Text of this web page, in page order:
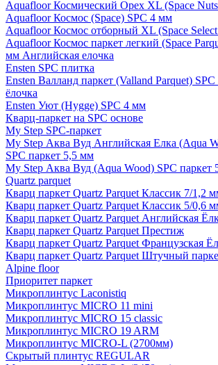
Aquafloor Космический Орех XL (Space
Aquafloor Космос (Space) SPC 4 мм
Aquafloor Космос отборный XL (Space
Aquafloor Космос паркет легкий (Space
мм Английская елочка
Ensten SPC плитка
Ensten Валланд паркет (Valland Parquet)
ёлочка
Ensten Уют (Hygge) SPC 4 мм
Кварц-паркет на SPC основе
My Step SPC-паркет
My Step Аква Вуд Английская Елка (Aqua
SPC паркет 5,5 мм
My Step Аква Вуд (Aqua Wood) SPC паркет
Quartz parquet
Кварц паркет Quartz Parquet Классик 7/1,2
Кварц паркет Quartz Parquet Классик 5/0,6
Кварц паркет Quartz Parquet Английская
Кварц паркет Quartz Parquet Престиж
Кварц паркет Quartz Parquet Французская
Кварц паркет Quartz Parquet Штучный
Alpine floor
Приоритет паркет
Микроплинтус Laconistiq
Микроплинтус MICRO 11 mini
Микроплинтус MICRO 15 classic
Микроплинтус MICRO 19 ARM
Микроплинтус MICRO-L (2700мм)
Скрытый плинтус REGULAR